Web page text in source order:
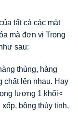
tất cả các mặt
mà đơn vị Trọng
sau:
thùng, hàng
chất lên nhau. Hay
lượng 1 khối<
bông thủy tinh,